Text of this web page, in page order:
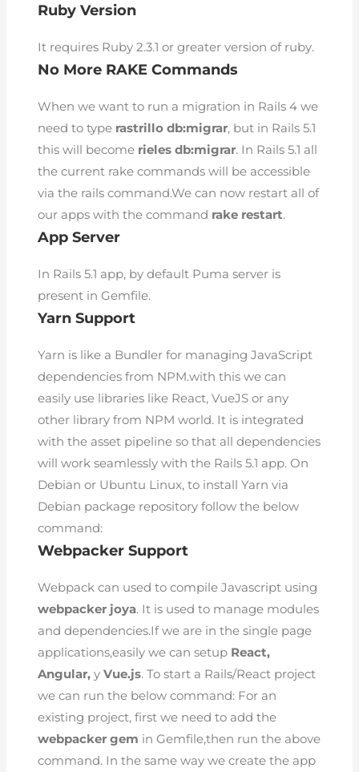
Ruby Version
It requires Ruby 2.3.1 or greater version of ruby.
No More RAKE Commands
When we want to run a migration in Rails 4 we
need to type rastrillo db:migrar, but in Rails 5.1
this will become rieles db:migrar. In Rails 5.1 all
the current rake commands will be accessible
via the rails command.We can now restart all of
our apps with the command rake restart.
App Server
In Rails 5.1 app, by default Puma server is
present in Gemfile.
Yarn Support
Yarn is like a Bundler for managing JavaScript
dependencies from NPM.with this we can
easily use libraries like React, VueJS or any
other library from NPM world. It is integrated
with the asset pipeline so that all dependencies
will work seamlessly with the Rails 5.1 app. On
Debian or Ubuntu Linux, to install Yarn via
Debian package repository follow the below
command:
Webpacker Support
Webpack can used to compile Javascript using
webpacker joya. It is used to manage modules
and dependencies.If we are in the single page
applications,easily we can setup React,
Angular,y Vue.js. To start a Rails/React project
we can run the below command: For an
existing project, first we need to add the
webpacker gem in Gemfile,then run the above
command. In the same way we create the app